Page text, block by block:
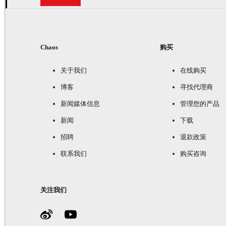
Chaos
关于我们
博客
新闻媒体信息
新闻
招聘
联系我们
购买
在线购买
寻找代理商
管理您的产品
下载
退款政策
购买咨询
关注我们